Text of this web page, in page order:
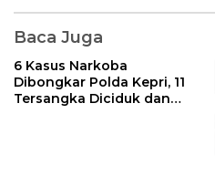
Baca Juga
6 Kasus Narkoba
Dibongkar Polda Kepri, 11
Tersangka Diciduk dan